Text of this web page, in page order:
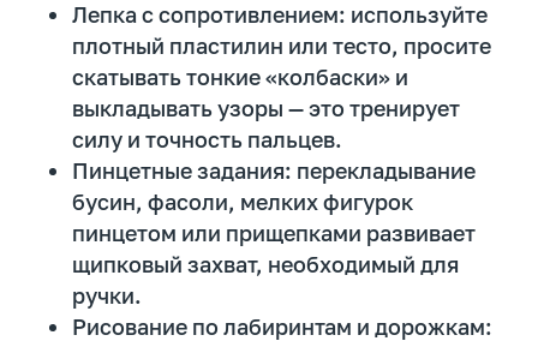
Лепка с сопротивлением: используйте
плотный пластилин или тесто, просите
скатывать тонкие «колбаски» и
выкладывать узоры — это тренирует
силу и точность пальцев.
Пинцетные задания: перекладывание
бусин, фасоли, мелких фигурок
пинцетом или прищепками развивает
щипковый захват, необходимый для
ручки.
Рисование по лабиринтам и дорожкам: